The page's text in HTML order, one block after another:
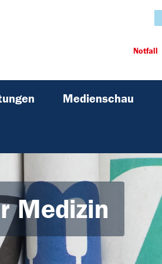
Notfall
Medienschau
Medizin